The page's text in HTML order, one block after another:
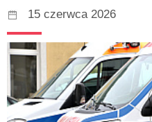
15 czerwca 2026